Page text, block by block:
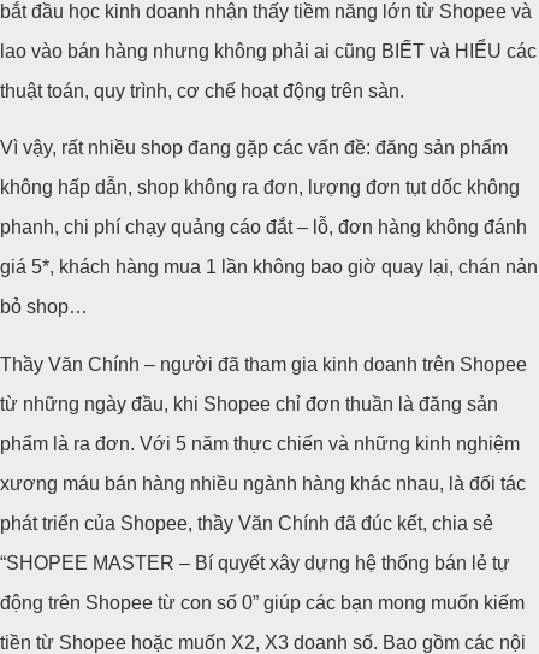
bắt đầu học kinh doanh nhận thấy tiềm năng lớn từ Shopee và
lao vào bán hàng nhưng không phải ai cũng BIẾT và HIỂU các
thuật toán, quy trình, cơ chế hoạt động trên sàn.
Vì vậy, rất nhiều shop đang gặp các vấn đề: đăng sản phẩm
không hấp dẫn, shop không ra đơn, lượng đơn tụt dốc không
phanh, chi phí chạy quảng cáo đắt – lỗ, đơn hàng không đánh
giá 5*, khách hàng mua 1 lần không bao giờ quay lại, chán nản
bỏ shop…
Thầy Văn Chính – người đã tham gia kinh doanh trên Shopee
từ những ngày đầu, khi Shopee chỉ đơn thuần là đăng sản
phẩm là ra đơn. Với 5 năm thực chiến và những kinh nghiệm
xương máu bán hàng nhiều ngành hàng khác nhau, là đối tác
phát triển của Shopee, thầy Văn Chính đã đúc kết, chia sẻ
“SHOPEE MASTER – Bí quyết xây dựng hệ thống bán lẻ tự
động trên Shopee từ con số 0” giúp các bạn mong muốn kiếm
tiền từ Shopee hoặc muốn X2, X3 doanh số. Bao gồm các nội